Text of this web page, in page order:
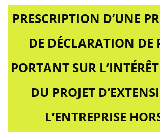
PRESCRIPTION D’UNE
DE DÉCLARATION DE
PORTANT SUR
DU PROJET
L’ENTREPRISE